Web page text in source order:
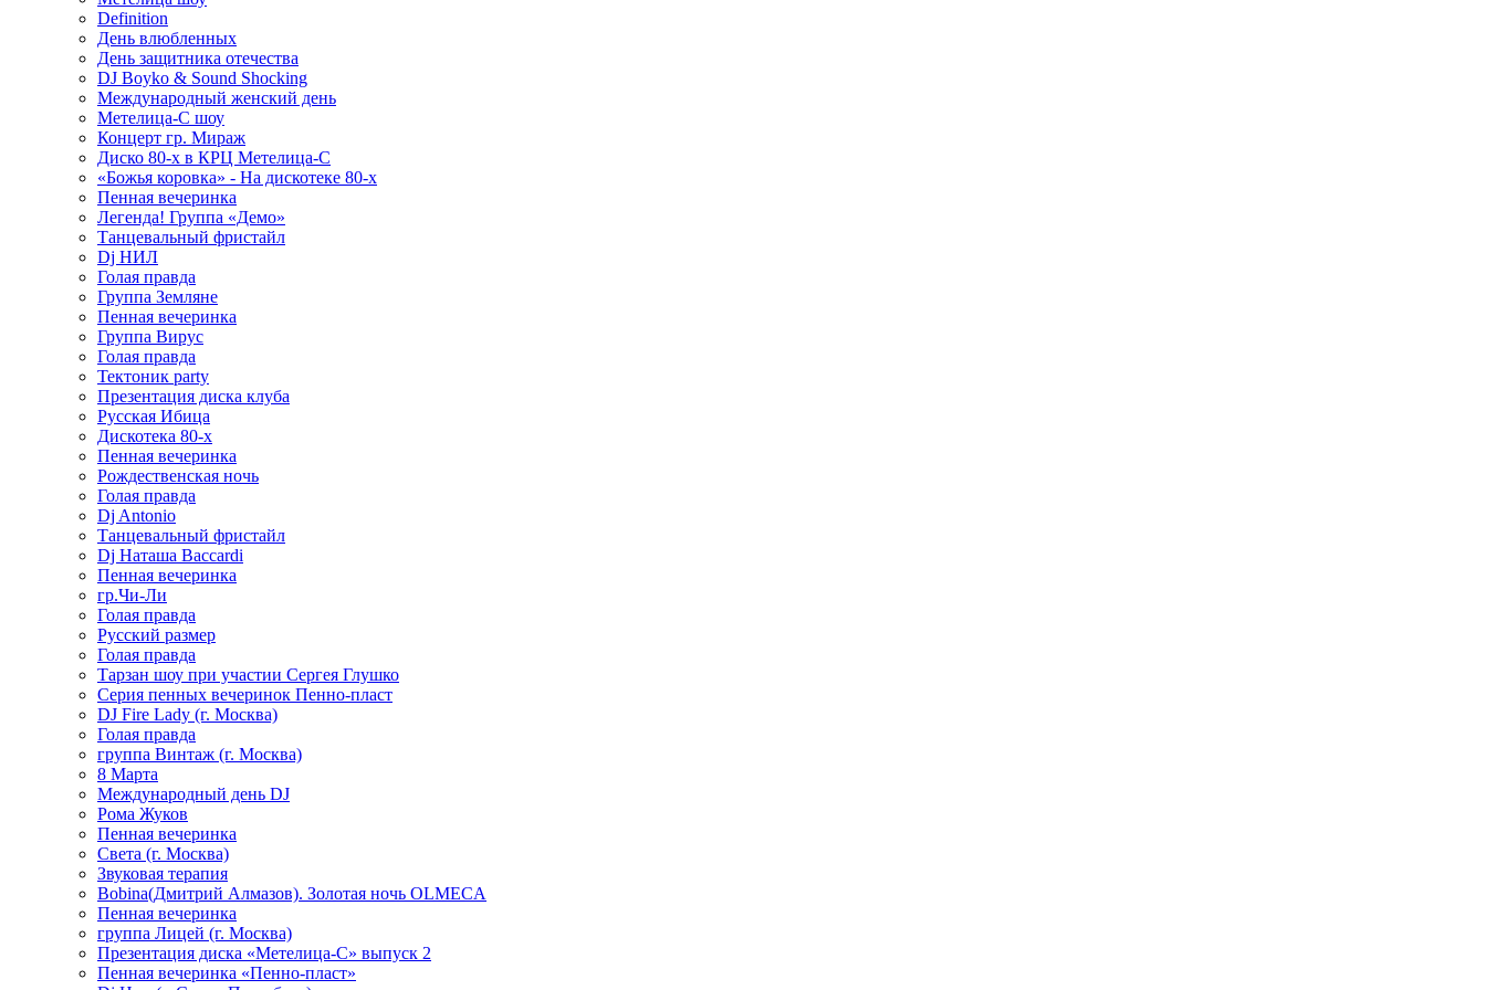
Definition
День влюбленных
День защитника отечества
DJ Boyko & Sound Shocking
Международный женский день
Метелица-С шоу
Концерт гр. Мираж
Диско 80-х в КРЦ Метелица-С
«Божья коровка» - На дискотеке 80-х
Пенная вечеринка
Легенда! Группа «Демо»
Танцевальный фристайл
Dj НИЛ
Голая правда
Группа Земляне
Пенная вечеринка
Группа Вирус
Голая правда
Тектоник party
Презентация диска клуба
Русская Ибица
Дискотека 80-х
Пенная вечеринка
Рождественская ночь
Голая правда
Dj Antonio
Танцевальный фристайл
Dj Наташа Baccardi
Пенная вечеринка
гр.Чи-Ли
Голая правда
Русский размер
Голая правда
Тарзан шоу при участии Сергея Глушко
Серия пенных вечеринок Пенно-пласт
DJ Fire Lady (г. Москва)
Голая правда
группа Винтаж (г. Москва)
8 Марта
Международный день DJ
Рома Жуков
Пенная вечеринка
Света (г. Москва)
Звуковая терапия
Bobina(Дмитрий Алмазов). Золотая ночь OLMECA
Пенная вечеринка
группа Лицей (г. Москва)
Презентация диска «Метелица-С» выпуск 2
Пенная вечеринка «Пенно-пласт»